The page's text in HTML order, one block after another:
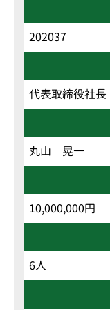
202037
代表取締役社長
丸山 晃一
10,000,000円
6人